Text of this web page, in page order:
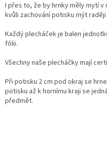
I přes to, že by hrnky měly mytí
kvůli zachování potisku mýt
Každý plecháček je balen
fólii.
Všechny naše plecháčky mají
Při potisku 2 cm pod okraj se
potisku až k hornímu kraji se
předmět.